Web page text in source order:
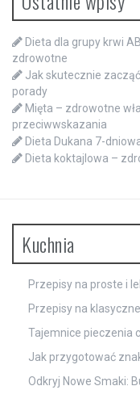
Dieta dla grupy krwi
zdrowotne
Jak skutecznie
porady
Mięta – zdrowotne
przeciwwskazania
Dieta Dukana 7-
Dieta koktajlowa –
Kuchnia
Przepisy na proste i
Przepisy na
Tajemnice pieczenia
Jak przygotować
Odkryj Nowe Smaki: